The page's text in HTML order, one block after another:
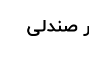
صندلی